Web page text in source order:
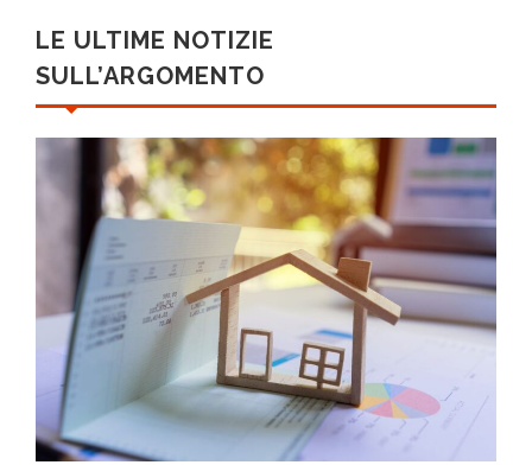
LE ULTIME NOTIZIE
SULL’ARGOMENTO